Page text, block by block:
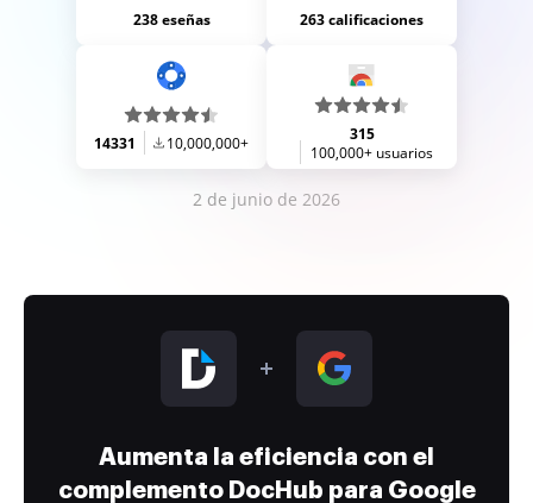
238 eseñas 263 calificaciones
14331 10,000,000+
315
100,000+ usuarios
2 de junio de 2026
Aumenta la eficiencia con el
complemento DocHub para Google